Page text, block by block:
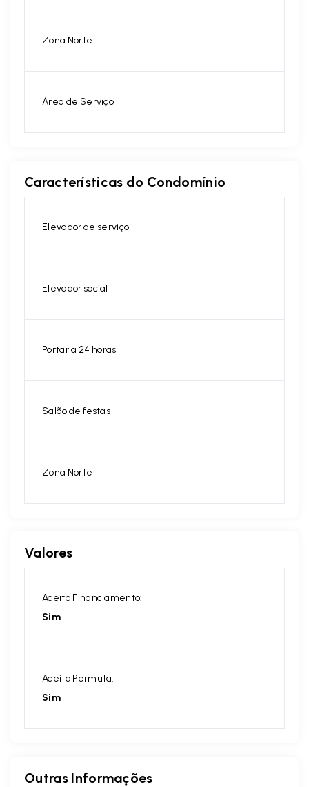
Zona Norte
Área de Serviço
Características do Condomínio
Elevador de serviço
Elevador social
Portaria 24 horas
Salão de festas
Zona Norte
Valores
Aceita Financiamento:
Sim
Aceita Permuta:
Sim
Outras Informações